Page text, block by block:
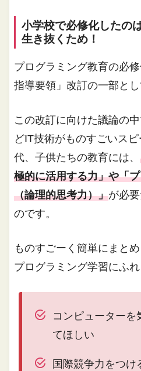
小学校で必修化したの
生き抜くため！
プログラミング教育の必
指導要領」改訂の一部とし
この改訂に向けた議論の
どIT技術がものすごいス
代、子供たちの教育には、
極的に活用する力」や「
（論理的思考力）」が必
のです。
ものすごーく簡単にまと
プログラミング学習にふ
コンピューターを
てほしい
国際競争力をつ